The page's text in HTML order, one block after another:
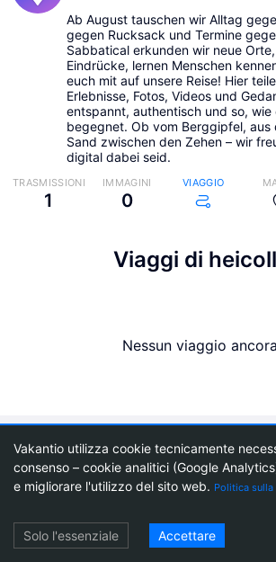
heicolla
heicolla
Ab August tauschen wir Alltag
gegen Rucksack und Termine
Sabbatical erkunden wir neue
Eindrücke, lernen Menschen
euch mit auf unsere Reise! Hier
Erlebnisse, Fotos, Videos und
entspannt, authentisch und so, wie
begegnet. Ob vom Berggipfel, aus
Sand zwischen den Zehen – wir
digital dabei seid.
TRASMISSIONI
1
IMMAGINI
0
VIAGGIO
Viaggi di
Nessun viaggio
Vakantio utilizza cookie tecnicamente
consenso – cookie analitici (Google
e migliorare l'utilizzo del sito web. Politica
Solo l'essenziale Accettare
Informazioni su Vakantio
Impronta Termini di
Impostazioni dei cookie